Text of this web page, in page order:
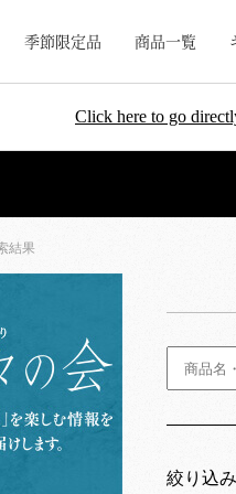
季節限定品 商品一覧
Click here to go
結果
絞り込み